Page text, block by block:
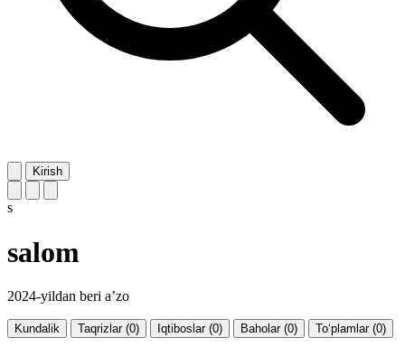
Kirish
s
salom
2024-yildan beri a’zo
Kundalik Taqrizlar (0) Iqtiboslar (0) Baholar (0) To‘plamlar (0)